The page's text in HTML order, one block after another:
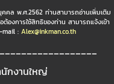
ล พ.ศ.2562 ท่านสามารถอ่านเพิ่มเติม
องการใช้สิทธิของท่าน สามารถแจ้งเข้า
mail : Alex@inkman.co.th
นักงานใหญ่